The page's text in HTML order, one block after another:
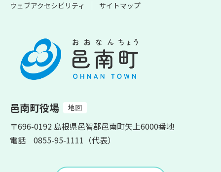
ウェブアクセシビリティ
サイトマップ
邑南町役場 地図
〒696-0192 島根県邑智郡邑南町矢上6000番地
電話 0855-95-1111（代表）